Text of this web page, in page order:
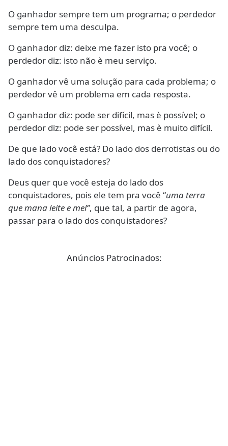
O ganhador sempre tem um programa; o perdedor
sempre tem uma desculpa.
O ganhador diz: deixe me fazer isto pra você; o
perdedor diz: isto não è meu serviço.
O ganhador vê uma solução para cada problema; o
perdedor vê um problema em cada resposta.
O ganhador diz: pode ser difícil, mas è possível; o
perdedor diz: pode ser possível, mas è muito difícil.
De que lado você está? Do lado dos derrotistas ou do
lado dos conquistadores?
Deus quer que você esteja do lado dos
conquistadores, pois ele tem pra você “uma terra
que manaleite e mel”, que tal, a partir de agora,
passar para o lado dos conquistadores?
Anúncios Patrocinados: